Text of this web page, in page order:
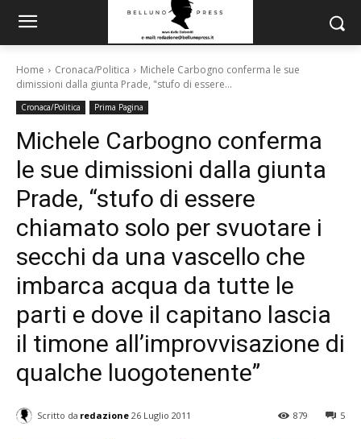
Home Cronaca/Politica
Michele Carbogno conferma le sue
dimissioni dalla giunta Prade, "stufo di essere...
Cronaca/Politica Prima Pagina
Michele Carbogno conferma
le sue dimissioni dalla giunta
Prade, “stufo di essere
chiamato solo per svuotare i
secchi da una vascello che
imbarca acqua da tutte le
parti e dove il capitano lascia
il timone all’improvvisazione di
qualche luogotenente”
Scritto da redazione 26 Luglio 2011 5
879